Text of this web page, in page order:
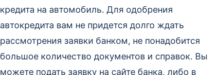
кредита на автомобиль. Для одобрения
автокредита вам не придется долго ждать
рассмотрения заявки банком, не понадобится
большое количество документов и справок. Вы
можете подать заявку на сайте банка, либо в